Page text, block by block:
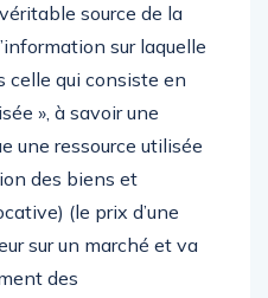
source de la
sur laquelle
celle qui consiste en
», à savoir une
une ressource utilisée
des biens et
(le prix d’une
sur un marché et va
des